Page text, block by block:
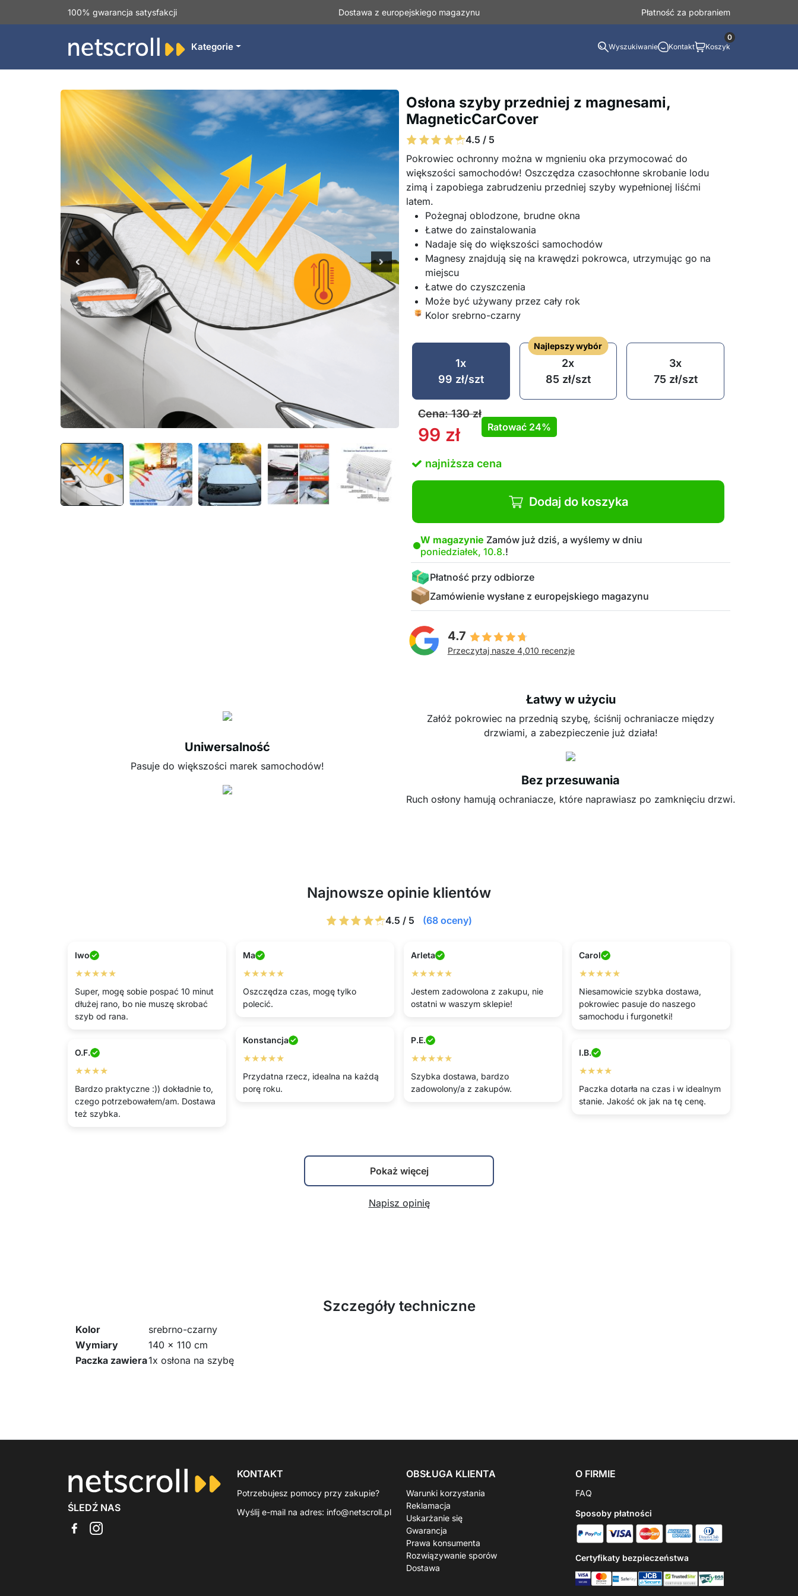
100% gwarancja satysfakcji Dostawa z europejskiego magazynu Płatność za pobraniem
Kategorie Wyszukiwanie Kontakt Koszyk
0
Osłona szyby przedniej z magnesami,
MagneticCarCover
4.5 / 5
Pokrowiec ochronny można w mgnieniu oka przymocować do
większości samochodów! Oszczędza czasochłonne skrobanie lodu
zimą i zapobiega zabrudzeniu przedniej szyby wypełnionej liśćmi
latem.
Pożegnaj oblodzone, brudne okna
Łatwe do zainstalowania
Nadaje się do większości samochodów
Magnesy znajdują się na krawędzi pokrowca, utrzymując go na
miejscu
Łatwe do czyszczenia
Może być używany przez cały rok
Kolor srebrno-czarny
1x
99 zł/szt
Najlepszy wybór
2x
85 zł/szt
3x
75 zł/szt
Cena:130zł
99 zł Ratować 24%
najniższa cena
Dodaj do koszyka
W magazynie Zamów już dziś, a wyślemy w dniu
poniedziałek, 10.8.!
Płatność przy odbiorze
Zamówienie wysłane z europejskiego magazynu
4.7
Przeczytaj nasze 4,010 recenzje
Łatwy w użyciu
Załóż pokrowiec na przednią szybę, ściśnij ochraniacze między
drzwiami, a zabezpieczenie już działa!
Uniwersalność
Pasuje do większości marek samochodów!
Bez przesuwania
Ruch osłony hamują ochraniacze, które naprawiasz po zamknięciu drzwi.
Najnowsze opinie klientów
4.5 / 5 (68 oceny)
Iwo
★★★★★
Super, mogę sobie pospać 10 minut
dłużej rano, bo nie muszę skrobać
szyb od rana.
Ma
★★★★★
Oszczędza czas, mogę tylko
polecić.
Arleta
★★★★★
Jestem zadowolona z zakupu, nie
ostatni w waszym sklepie!
Carol
★★★★★
Niesamowicie szybka dostawa,
pokrowiec pasuje do naszego
samochodu i furgonetki!
Konstancja
★★★★★
Przydatna rzecz, idealna na każdą
porę roku.
P.E.
★★★★★
Szybka dostawa, bardzo
zadowolony/a z zakupów.
O.F.
★★★★
Bardzo praktyczne :)) dokładnie to,
czego potrzebowałem/am. Dostawa
też szybka.
I.B.
★★★★
Paczka dotarła na czas i w idealnym
stanie. Jakość ok jak na tę cenę.
Pokaż więcej
Napisz opinię
Szczegóły techniczne
Kolor
srebrno-czarny
Wymiary
140 x 110 cm
Paczka zawiera1x osłona na szybę
ŚLEDŹ NAS
KONTAKT
Potrzebujesz pomocy przy zakupie?
Wyślij e-mail na adres: info@netscroll.pl
OBSŁUGA KLIENTA
Warunki korzystania
Reklamacja
Uskarżanie się
Gwarancja
Prawa konsumenta
Rozwiązywanie sporów
Dostawa
O FIRMIE
FAQ
Sposoby płatności
Certyfikaty bezpieczeństwa